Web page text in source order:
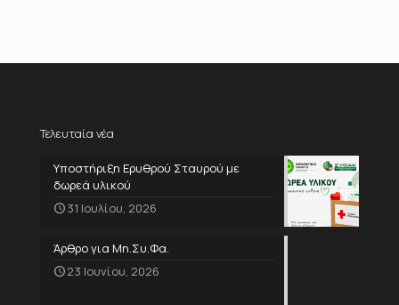
Τελευταία νέα
Υποστήριξη Ερυθρού Σταυρού με
δωρεά υλικού
31 Ιουλίου, 2026
Άρθρο για Μη.Συ.Φα.
23 Ιουνίου, 2026